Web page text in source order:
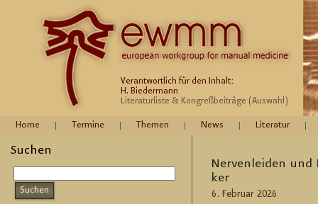
Verantwortlich für den Inhalt:
H. Biedermann
Literaturliste & Kongreßbeiträge (Auswahl)
Home Termine Themen News Literatur
Suchen
Ner­ven­lei­den
ker
6. Fe­bru­ar 2026